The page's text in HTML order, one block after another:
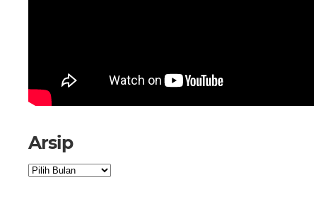
Arsip
Arsip